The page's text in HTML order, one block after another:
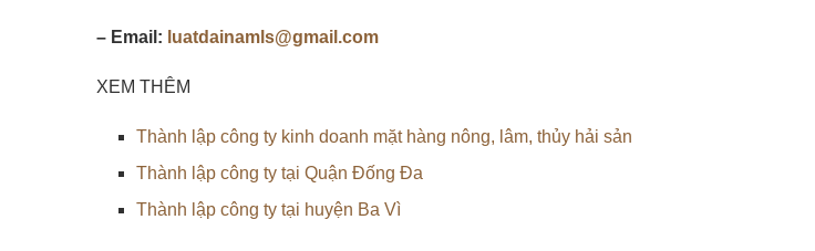
– Email: luatdainamls@gmail.com
XEM THÊM
Thành lập công ty kinh doanh mặt hàng nông, lâm, thủy hải sản
Thành lập công ty tại Quận Đống Đa
Thành lập công ty tại huyện Ba Vì